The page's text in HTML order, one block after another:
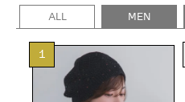
ALL MEN